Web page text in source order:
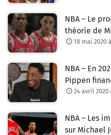
NBA – Le
théorie de
18 mai 2020
NBA – En
Pippen
24 avril 2020
NBA – Les
sur Michael